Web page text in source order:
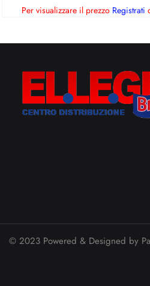
Per visualizzare il prezzo Registrati
© 2023 Powered & Designed by